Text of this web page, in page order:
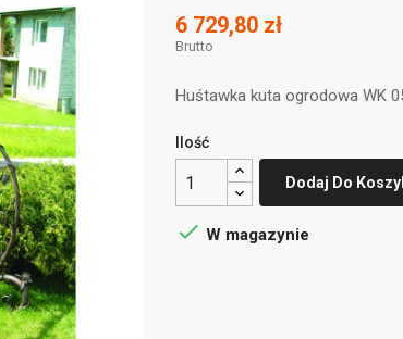
6 729,80 zł
Brutto
Huśtawka kuta ogrodowa WK
Ilość
Dodaj Do
 W magazynie